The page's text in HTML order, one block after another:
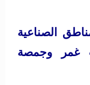
الصناعية
غمر وجمصة